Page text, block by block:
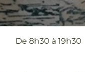
De 8h30 à 19h30